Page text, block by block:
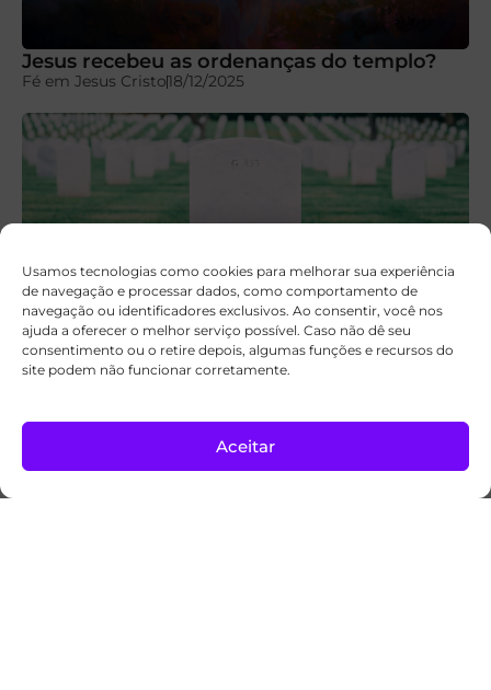
Usamos tecnologias como cookies para melhorar sua experiência
de navegação e processar dados, como comportamento de
navegação ou identificadores exclusivos. Ao consentir, você nos
ajuda a oferecer o melhor serviço possível. Caso não dê seu
consentimento ou o retire depois, algumas funções e recursos do
site podem não funcionar corretamente.
Aceitar
Jesus recebeu as ordenanças do templo?
Fé em Jesus Cristo18/12/2025
Plano de Salvação: a morte não é o fim,
Fé em Jesus Cristo17/12/2025